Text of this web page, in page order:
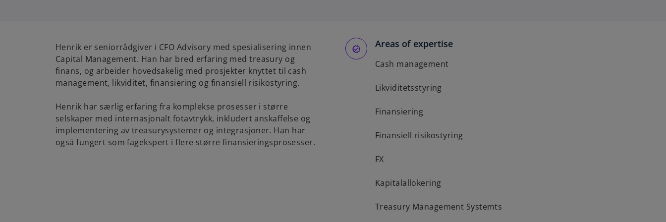
i
n
a
n
w
t
a
b
Henrik er seniorrådgiver i CFO Advisory med spesialisering innen
Capital Management. Han har bred erfaring med treasury og
finans, og arbeider hovedsakelig med prosjekter knyttet til cash
management, likviditet, finansiering og finansiell risikostyring.
Henrik har særlig erfaring fra komplekse prosesser i større
selskaper med internasjonalt fotavtrykk, inkludert anskaffelse og
implementering av treasurysystemer og integrasjoner. Han har
også fungert som fagekspert i flere større finansieringsprosesser.
Areas of expertise
Cash management
Likviditetsstyring
Finansiering
Finansiell risikostyring
FX
Kapitalallokering
Treasury Management Systemts